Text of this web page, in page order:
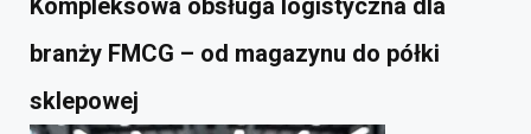
Kompleksowa obsługa logistyczna dla
branży FMCG – od magazynu do półki
sklepowej